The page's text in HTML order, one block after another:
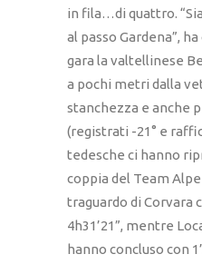
in fila…di quattro.
al passo Gardena”,
gara la valtellinese
a pochi metri dalla
stanchezza e anche
(registrati -21° e
tedesche ci hanno
coppia del Team
traguardo di Corvara
4h31’21”, mentre
hanno concluso con